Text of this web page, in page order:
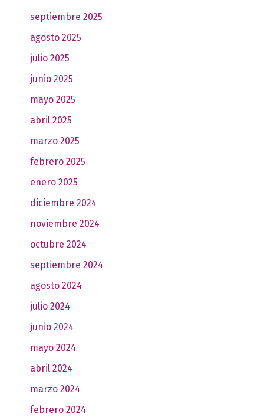
septiembre 2025
agosto 2025
julio 2025
junio 2025
mayo 2025
abril 2025
marzo 2025
febrero 2025
enero 2025
diciembre 2024
noviembre 2024
octubre 2024
septiembre 2024
agosto 2024
julio 2024
junio 2024
mayo 2024
abril 2024
marzo 2024
febrero 2024